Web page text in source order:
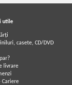
utile
casete, CD/DVD
livrare
Cariere